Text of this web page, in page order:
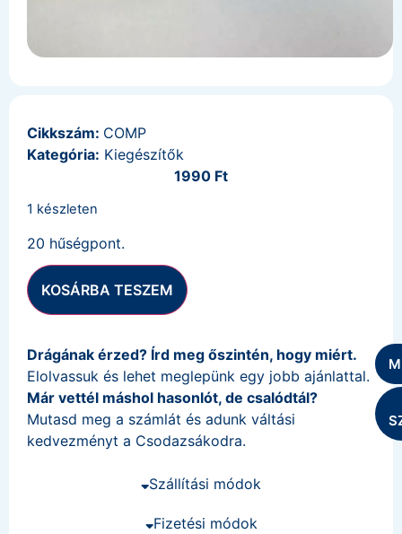
Cikkszám: COMP
Kategória: Kiegészítők
1990 Ft
1 készleten
20 hűségpont.
KOSÁRBA TESZEM
Drágának érzed? Írd meg őszintén, hogy miért.
Elolvassuk és lehet meglepünk egy jobb ajánlattal.
Már vettél máshol hasonlót, de csalódtál?
Mutasd meg a számlát és adunk váltási
kedvezményt a Csodazsákodra.
Szállítási módok
Fizetési módok